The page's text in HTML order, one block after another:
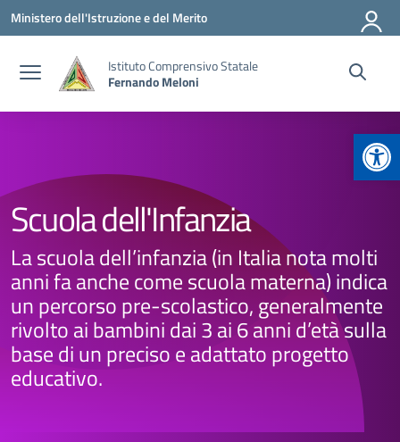
Vai ai contenuti
Vai al menu di navigazione
Vai al footer
Ministero dell'Istruzione e del Merito
Istituto Comprensivo Statale
Fernando Meloni
Scuola dell'Infanzia
La scuola dell’infanzia (in Italia nota molti
anni fa anche come scuola materna) indica
un percorso pre-scolastico, generalmente
rivolto ai bambini dai 3 ai 6 anni d’età sulla
base di un preciso e adattato progetto
educativo.